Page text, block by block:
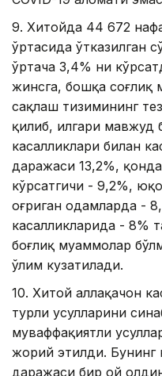
9. Хитойда 44 672
ўртасида ўтказилган
ўртача 3,4% ни
жинсга, бошқа соғлиқ
сақлаш тизимининг
қилиб, илгари мавжуд
касалликлари билан
даражаси 13,2%,
кўрсатгичи - 9,2%,
оғриган одамларда -
касалликларида - 8%
боғлиқ муаммолар
ўлим кузатилади.
10. Хитой аллақачон
турли усулларини
муваффақиятли
жорий этилди. Бунинг
даражаси бир ой